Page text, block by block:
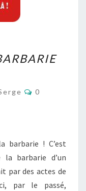
0
barbarie ! C’est
barbarie d’un
par des actes de
par le passé,